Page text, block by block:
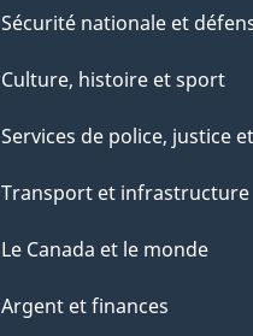
Sécurité nationale et
Culture, histoire et sport
Services de police, justice
Transport et infrastructure
Le Canada et le monde
Argent et finances